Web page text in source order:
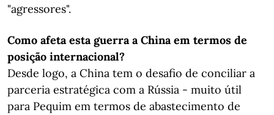
"agressores".
Como afeta esta guerra a China em termos de
posição internacional?
Desde logo, a China tem o desafio de conciliar a
parceria estratégica com a Rússia - muito útil
para Pequim em termos de abastecimento de